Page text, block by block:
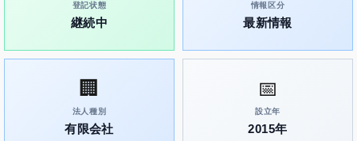
登記状態
継続中
情報区分
最新情報
🏢
法人種別
有限会社
📅
設立年
2015年